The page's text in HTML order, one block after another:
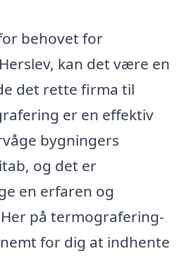
behovet for
kan det være en
det rette firma til
er en effektiv
bygningers
og det er
en erfaren og
på termografering-
for dig at indhente